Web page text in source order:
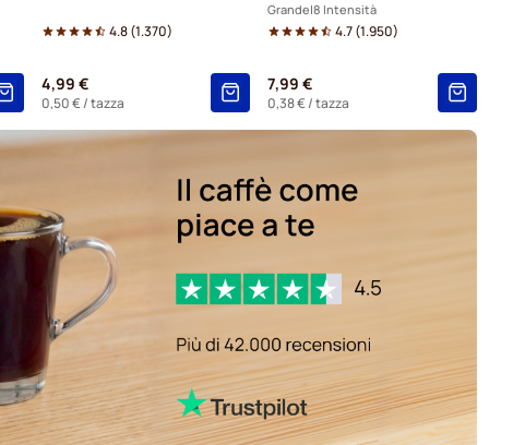
4.8(1.370)
4,99 €
0,50 €/ tazza
Grande 8 Intensità
4.7(1.950)
7,99 €
0,38 €/ tazza